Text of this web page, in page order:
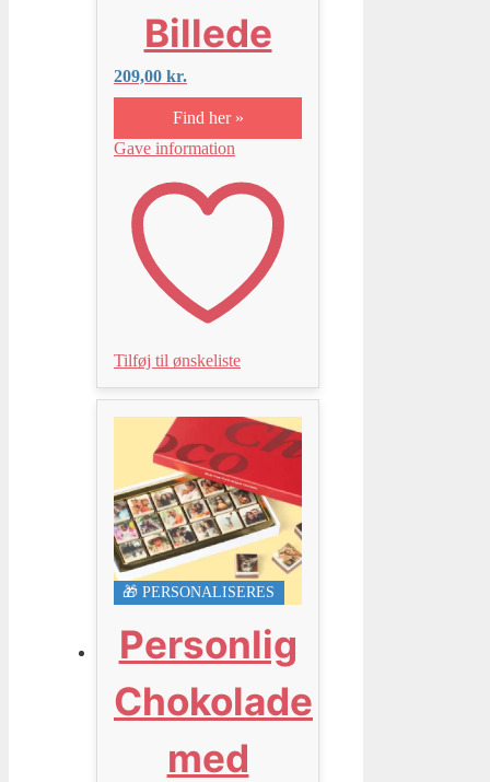
Billede
209,00 kr.
Find her »
Gave information
Tilføj til ønskeliste
🎁 PERSONALISERES
Personlig
Chokolade
med